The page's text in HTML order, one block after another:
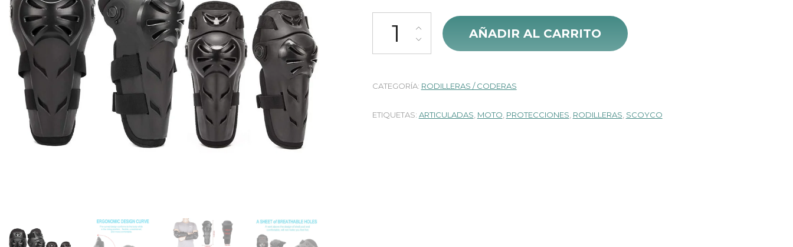
original
era:
$ 118.000.
actual
es:
$ 98.000.
Rodilleras y Coderas Articuladas Vemar Kit cantidad
AÑADIR AL CARRITO
CATEGORÍA: RODILLERAS / CODERAS
ETIQUETAS: ARTICULADAS MOTO PROTECCIONES RODILLERAS SCOYCO